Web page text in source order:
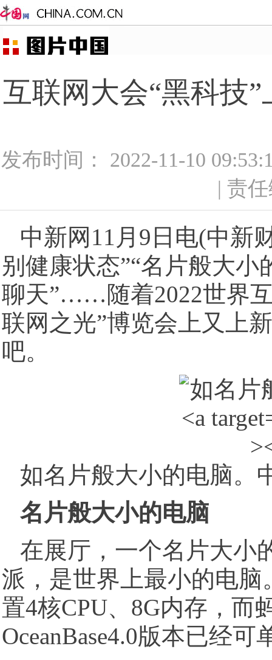
互联网大会“黑科技
发布时间： 2022-11-10
| 责
中新网11月9日电(中新
别健康状态”“名片般大小
聊天”……随着2022世界
联网之光”博览会上又上
吧。
如名片般大小的电脑。
名片般大小的电脑
在展厅，一个名片大小
派，是世界上最小的电
置4核CPU、8G内存，而
OceanBase4.0版本已经